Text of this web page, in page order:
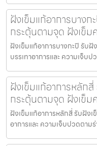
ฝังเข็มแก้อาการบางก
กระตุ้นตามจุด ฝังเข็
ฝังเข็มแก้อาการบางกะปิ รับ
บรรเทาอาการและ ความเจ็บ
ฝังเข็มแก้อาการหลัก
กระตุ้นตามจุด ฝังเข็
ฝังเข็มแก้อาการหลักสี่ รับฝังเ
อาการและ ความเจ็บปวดตาม